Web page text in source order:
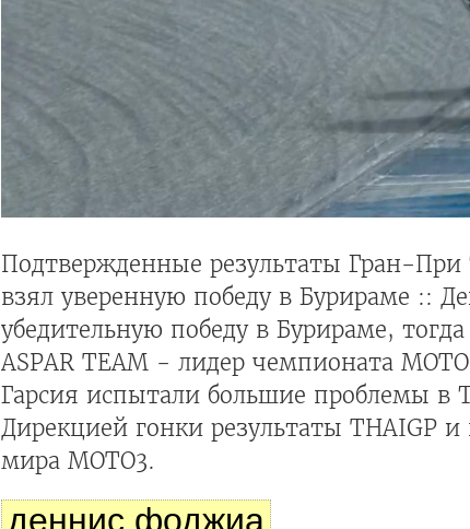
Подтвержденные результаты Гран-При
взял уверенную победу в Бурираме ::
убедительную победу в Бурираме,
ASPAR TEAM - лидер чемпионата
Гарсия испытали большие проблемы в
Дирекцией гонки результаты THAIGP
мира MOTO3.
деннис фоджиа